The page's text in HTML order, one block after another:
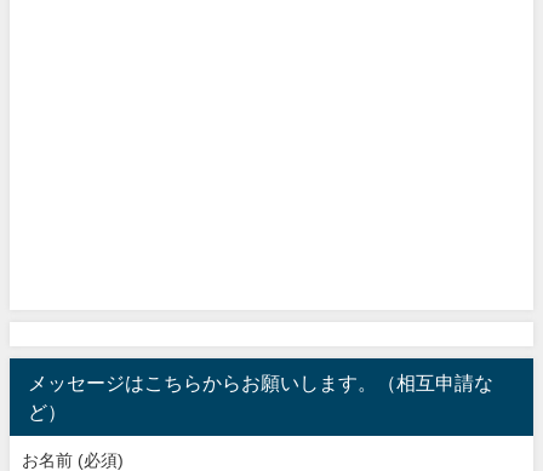
メッセージはこちらからお願いします。（相互申請な
ど）
お名前 (必須)